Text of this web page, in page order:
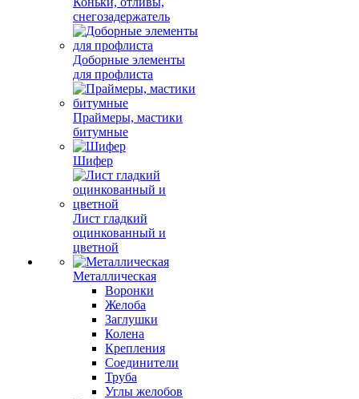
снегозадержатель
Доборные элементы
для профлиста
Праймеры, мастики
битумные
Шифер
Лист гладкий
оцинкованный и
цветной
Металлическая
Воронки
Желоба
Заглушки
Колена
Крепления
Соединители
Труба
Углы желобов